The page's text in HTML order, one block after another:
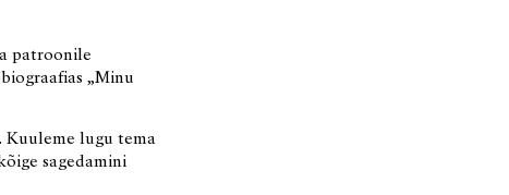
patroonile
„Minu
Kuuleme lugu tema
sagedamini